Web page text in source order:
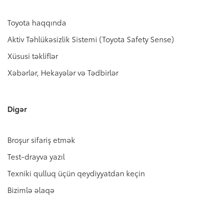
Toyota haqqında
Aktiv Təhlükəsizlik Sistemi (Toyota Safety Sense)
Xüsusi təkliflər
Xəbərlər, Hekayələr və Tədbirlər
Digər
Broşur sifariş etmək
Test-drayva yazıl
Texniki qulluq üçün qeydiyyatdan keçin
Bizimlə əlaqə